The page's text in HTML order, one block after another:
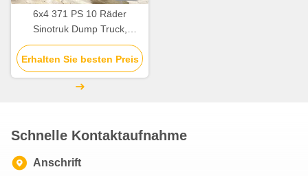
6x4 371 PS 10 Räder
Sinotruk Dump Truck,
Gebraucht Howo Dump
Truck
Erhalten Sie besten Preis
Schnelle Kontaktaufnahme
Anschrift